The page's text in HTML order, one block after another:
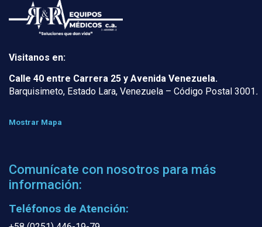
Visitanos en:
Calle 40 entre Carrera 25 y Avenida Venezuela.
Barquisimeto, Estado Lara, Venezuela – Código Postal 3001.
Mostrar Mapa
Comunícate con nosotros para más
información:
Teléfonos de Atención: